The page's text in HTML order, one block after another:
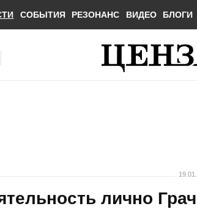
СОБЫТИЯ РЕЗОНАНС ВИДЕО БЛОГИ
лично